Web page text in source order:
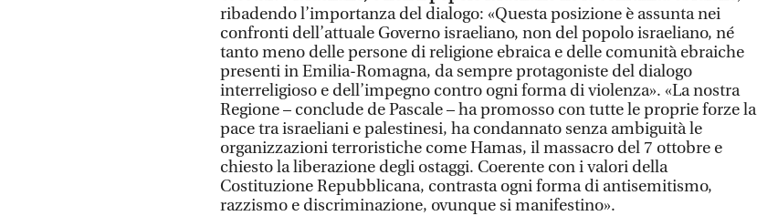
ribadendo l’importanza del dialogo: «Questa posizione è assunta nei
confronti dell’attuale Governo israeliano, non del popolo israeliano, né
tanto meno delle persone di religione ebraica e delle comunità ebraiche
presenti in Emilia-Romagna, da sempre protagoniste del dialogo
interreligioso e dell’impegno contro ogni forma di violenza». «La nostra
Regione – conclude de Pascale – ha promosso con tutte le proprie forze la
pace tra israeliani e palestinesi, ha condannato senza ambiguità le
organizzazioni terroristiche come Hamas, il massacro del 7 ottobre e
chiesto la liberazione degli ostaggi. Coerente con i valori della
Costituzione Repubblicana, contrasta ogni forma di antisemitismo,
razzismo e discriminazione, ovunque si manifestino».